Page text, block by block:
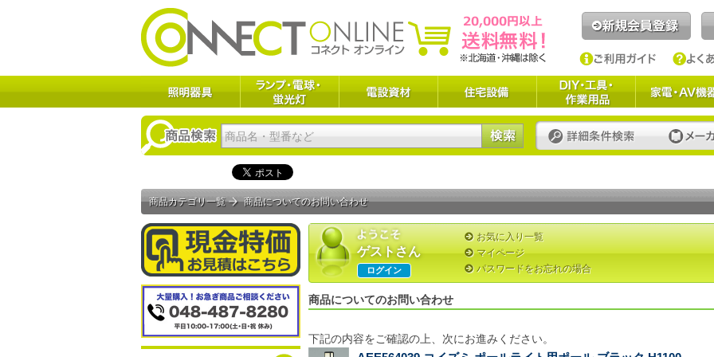
ゲストさん
お気に入り一覧
マイページ
ログイン パスワードをお忘れの場合
商品カテゴリ一覧 商品についてのお問い合わせ
商品についてのお問い合わせ
下記の内容をご確認の上、次にお進みください。